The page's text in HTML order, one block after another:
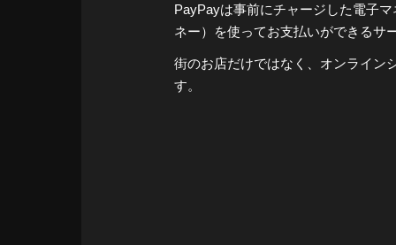
PayPayは事前にチャージした電子
ネー）を使ってお支払いができるサ
街のお店だけではなく、オンライン
す。